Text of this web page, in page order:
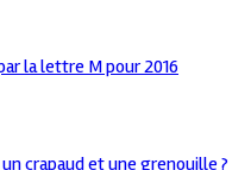
la lettre M pour 2016
crapaud et une grenouille ?